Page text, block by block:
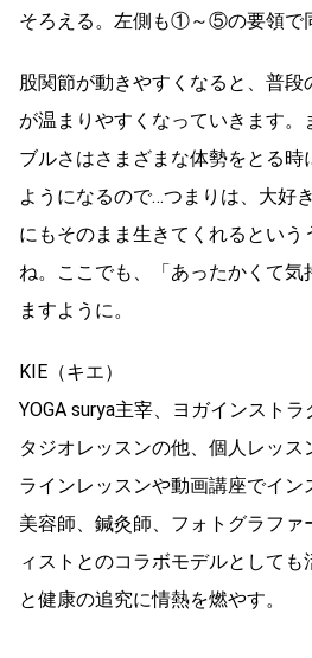
そろえる。左側も①～⑤の要領で
股関節が動きやすくなると、普
が温まりやすくなっていきます
ブルさはさまざまな体勢をとる時
ようになるので…つまりは、大好
にもそのまま生きてくれるとい
ね。ここでも、「あったかくて
ますように。
KIE（キエ）
YOGA surya主宰、ヨガインスト
タジオレッスンの他、個人レッ
ラインレッスンや動画講座でイン
美容師、鍼灸師、フォトグラフ
ィストとのコラボモデルとして
と健康の追究に情熱を燃やす。